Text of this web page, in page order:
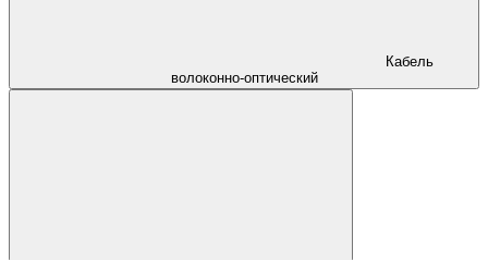
Кабель
волоконно-оптический